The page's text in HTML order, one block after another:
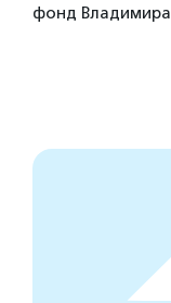
фонд